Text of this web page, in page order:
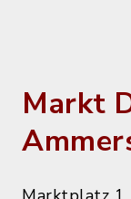
Markt